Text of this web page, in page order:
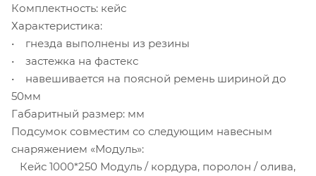
Комплектность: кейс
Характеристика:
• гнезда выполнены из резины
• застежка на фастекс
• навешивается на поясной ремень шириной до
50мм
Габаритный размер: мм
Подсумок совместим со следующим навесным
снаряжением «Модуль»:
Кейс 1000*250 Модуль / кордура, поролон / олива,